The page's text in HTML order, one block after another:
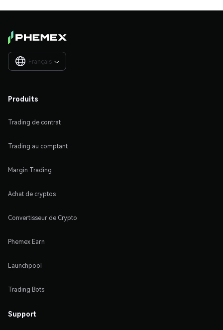
Français 
Produits
Trading de contrat
Trading au comptant
Margin Trading
Achat de cryptos
Convertisseur de Crypto
Phemex Earn
Launchpool
Trading Bots
Support